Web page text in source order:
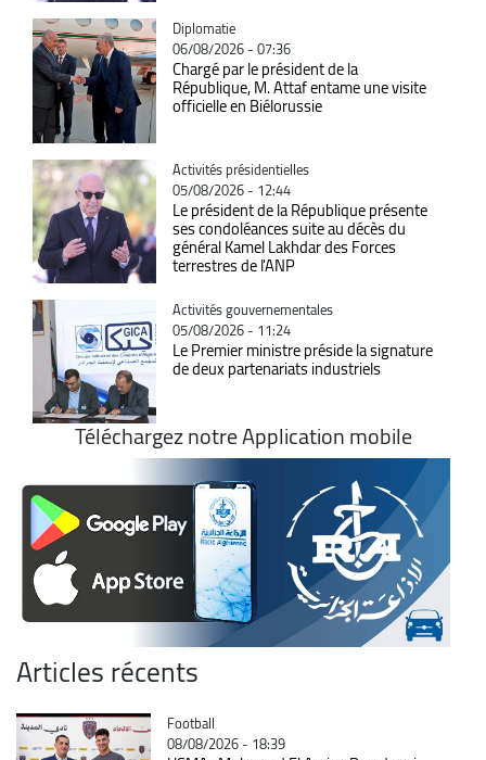
Catégorie
Diplomatie
06/08/2026 - 07:36
Chargé par le président de la
République, M. Attaf entame une visite
officielle en Biélorussie
Catégorie
Activités présidentielles
05/08/2026 - 12:44
Le président de la République présente
ses condoléances suite au décès du
général Kamel Lakhdar des Forces
terrestres de l'ANP
Catégorie
Activités gouvernementales
05/08/2026 - 11:24
Le Premier ministre préside la signature
de deux partenariats industriels
Téléchargez notre Application mobile
Articles récents
Catégorie
Football
08/08/2026 - 18:39